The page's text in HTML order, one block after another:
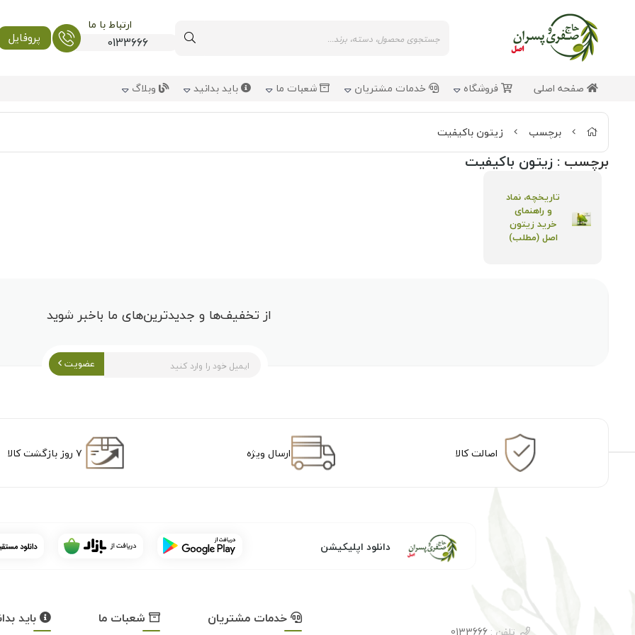
ارتباط با ما
0133666 پروفایل
صفحه اصلی فروشگاه خدمات مشتریان شعبات ما باید بدانید وبلاگ
برچسب زیتون باکیفیت
برچسب : زیتون باکیفیت
تاریخچه، نماد
و راهنمای
خرید زیتون
اصل (مطلب)
از تخفیف‌ها و جدیدترین‌های ما باخبر شوید
عضویت
اصالت کالا ارسال ویژه ۷ روز بازگشت کالا
دانلود اپلیکیشن
خدمات مشتریان شعبات ما باید